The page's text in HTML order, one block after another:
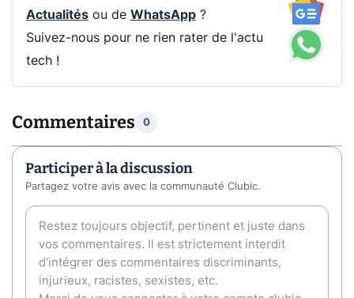
Actualitésou de WhatsApp?
Suivez-nous pour ne rien rater de l'actu
tech !
Commentaires 0
Participer à la discussion
Partagez votre avis avec la communauté Clubic.